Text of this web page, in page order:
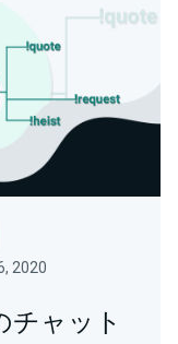
2020
チャット